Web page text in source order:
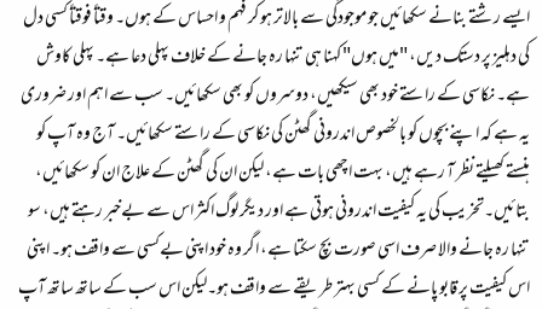
ایسے رشتے بنانے سکھائیں جو موجودگی سے بالاتر ہو کر فہم و احساس کے ہوں۔ وقتاً فوقتاً کسی دل
کی دہلیز پر دستک دیں، "میں ہوں" کہنا ہی تنہا رہ جانے کے خلاف پہلی دعا ہے۔ پہلی کاوش
ہے۔ نکاسی کے راستے خود بھی سیکھیں، دوسروں کو بھی سکھائیں۔ سب سے اہم اور ضروری
یہ ہے کہ اپنے بچوں کو بالخصوص اندرونی گھٹن کی نکاسی کے راستے سکھائیں۔ آج وہ آپ کو
ہنستے کھیلتے نظر آ رہے ہیں، بہت اچھی بات ہے، لیکن ان کی گھٹن کے علاج ان کو سکھائیں،
بتائیں۔تخریب کی یہ کیفیت اندرونی ہوتی ہے اور دیگر لوگ اکثر اس سے بےخبر رہتے ہیں، سو
تنہا رہ جانے والا صرف اسی صورت بچ سکتا ہے، اگر وہ خود اپنی بےکسی سے واقف ہو۔ اپنی
اس کیفیت پر قابو پانے کے کسی بہتر طریقے سے واقف ہو۔لیکن اس سب کے ساتھ ساتھ آپ